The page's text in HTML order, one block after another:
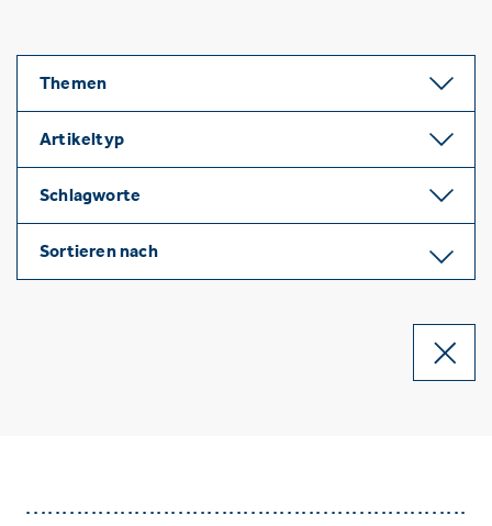
Themen
Artikeltyp
Schlagworte
Sortieren nach